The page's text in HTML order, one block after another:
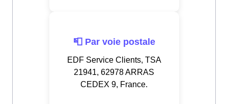
📮 Par voie postale
EDF Service Clients, TSA
21941, 62978 ARRAS
CEDEX 9, France.